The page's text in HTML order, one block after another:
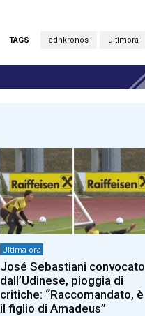
TAGS adnkronos ultimora
Ultima ora
José Sebastiani convocato
dall’Udinese, pioggia di
critiche: “Raccomandato, è
il figlio di Amadeus”